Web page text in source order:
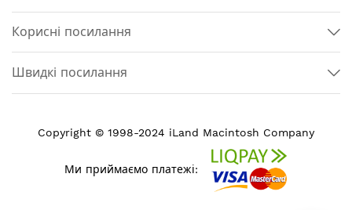
Корисні посилання
Швидкі посилання
Copyright © 1998-2024 iLand Macintosh Company
Ми приймаємо платежі: